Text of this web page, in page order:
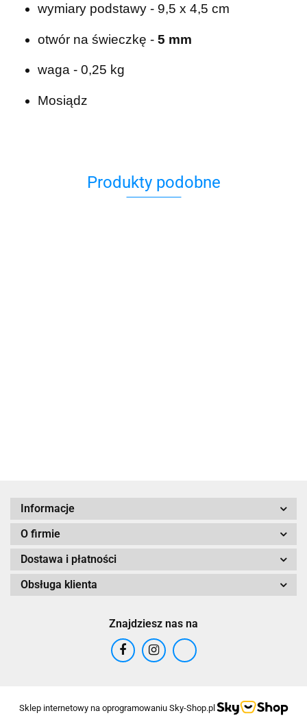
wymiary podstawy - 9,5 x 4,5 cm
otwór na świeczkę - 5 mm
waga - 0,25 kg
Mosiądz
Produkty podobne
Informacje
O firmie
Dostawa i płatności
Obsługa klienta
Znajdziesz nas na
Sklep internetowy na oprogramowaniu Sky-Shop.pl